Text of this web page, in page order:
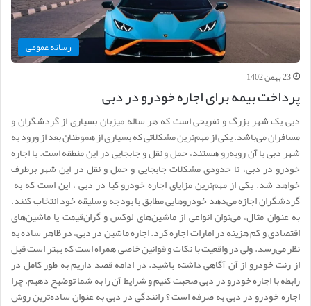
رسانه عمومی
23 بهمن 1402
پرداخت بیمه برای اجاره خودرو در دبی
دبی یک شهر بزرگ و تفریحی است که هر ساله میزبان بسیاری از گردشگران و
مسافران می‌باشد. یکی از مهم‌ترین مشکلاتی که بسیاری از هموطنان بعد از ورود به
شهر دبی با آن روبه‌رو هستند، حمل و نقل و جابجایی در این منطقه است. با اجاره
خودرو در دبی، تا حدودی مشکلات جابجایی و حمل و نقل در این شهر برطرف
خواهد شد. یکی از مهم‌ترین مزایای اجاره خودرو کیا در دبی ، این است که به
گردشگران اجازه می‌دهد خودروهایی مطابق با بودجه و سلیقه خود انتخاب کنند.
به عنوان مثال، می‌توان انواعی از ماشین‌های لوکس و گران‌قیمت یا ماشین‌های
اقتصادی و کم هزینه در امارات اجاره کرد. اجاره ماشین در دبی، در ظاهر ساده به
نظر می‌رسد. ولی در واقعیت با نکات و قوانین خاصی همراه است که بهتر است قبل
از رنت خودرو از آن آگاهی داشته باشید. در ادامه قصد داریم به طور کامل در
رابطه با اجاره خودرو در دبی صحبت کنیم و شرایط آن را به شما توضیح دهیم. چرا
اجاره خودرو در دبی به صرفه است ؟ رانندگی در دبی به عنوان ساده‌ترین روش